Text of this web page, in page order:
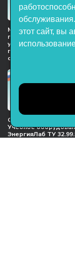
Мы в национальном
предприятий
учебного
поставщиков
организация
Сертификат
Учебное
ЭнергияЛаб ТУ
этот сайт, вы